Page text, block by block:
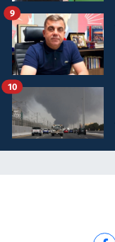
9
10